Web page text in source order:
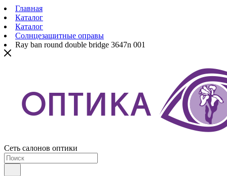
Главная
Каталог
Каталог
Солнцезащитные оправы
Ray ban round double bridge 3647n 001
Сеть салонов оптики